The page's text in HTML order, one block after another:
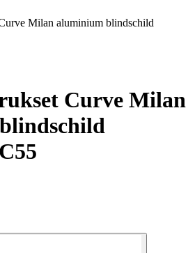
Milan aluminium blindschild
Curve Milan